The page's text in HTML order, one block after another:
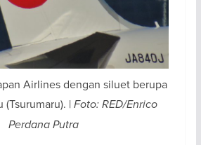
Airlines dengan siluet berupa
(Tsurumaru). |Foto: RED/Enrico
Perdana Putra